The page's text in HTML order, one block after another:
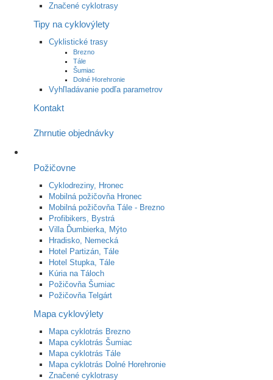
Značené cyklotrasy
Tipy na cyklovýlety
Cyklistické trasy
Brezno
Tále
Šumiac
Dolné Horehronie
Vyhľladávanie podľa parametrov
Kontakt
Zhrnutie objednávky
Požičovne
Cyklodreziny, Hronec
Mobilná požičovňa Hronec
Mobilná požičovňa Tále - Brezno
Profibikers, Bystrá
Villa Ďumbierka, Mýto
Hradisko, Nemecká
Hotel Partizán, Tále
Hotel Stupka, Tále
Kúria na Táloch
Požičovňa Šumiac
Požičovňa Telgárt
Mapa cyklovýlety
Mapa cyklotrás Brezno
Mapa cyklotrás Šumiac
Mapa cyklotrás Tále
Mapa cyklotrás Dolné Horehronie
Značené cyklotrasy